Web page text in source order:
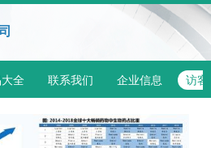
全 联系我们 企业信息 访客